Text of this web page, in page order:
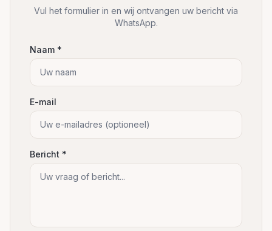
Vul het formulier in en wij ontvangen uw bericht via
WhatsApp.
Naam *
E-mail
Bericht *